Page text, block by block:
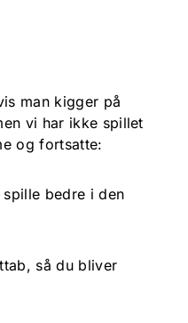
man kigger på
vi har ikke spillet
og fortsatte:
bedre i den
så du bliver